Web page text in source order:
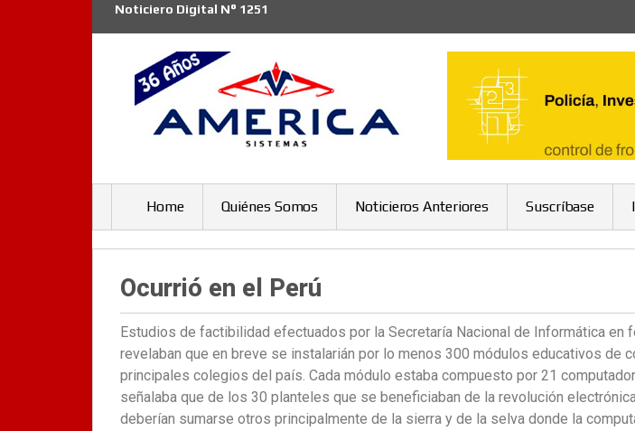
Noticiero Digital N° 1251
Home Quiénes Somos Noticieros Anteriores Suscríbase
Ocurrió en el Perú
Estudios de factibilidad efectuados por la Secretaría Nacional de Informática en
revelaban que en breve se instalarián por lo menos 300 módulos educativos de
principales colegios del país. Cada módulo estaba compuesto por 21
señalaba que de los 30 planteles que se beneficiaban de la revolución
deberían sumarse otros principalmente de la sierra y de la selva donde la